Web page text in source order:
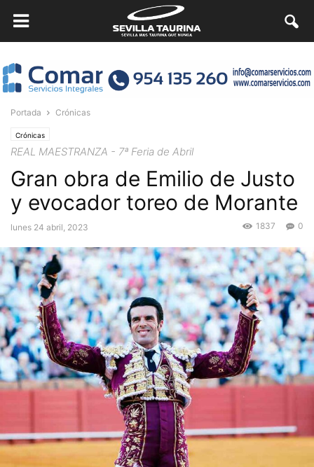
Portada Crónicas
Crónicas
REAL MAESTRANZA - 7ª Feria de Abril
Gran obra de Emilio de Justo
y evocador toreo de Morante
lunes 24 abril, 2023 0
1837